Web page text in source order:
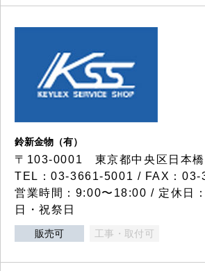
鈴新金物（有）
〒103-0001 東京都中央区日本
TEL：03-3661-5001 / FAX：03-
営業時間：9:00〜18:00 / 定休日
日・祝祭日
販売可 工事・取付可